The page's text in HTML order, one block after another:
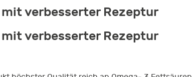
verbesserter Rezeptur
verbesserter Rezeptur